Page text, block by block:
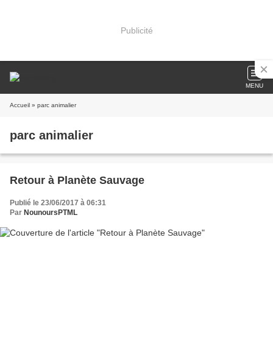
Publicité
MENU
Accueil » parc animalier
parc animalier
Retour à Planète Sauvage
Publié le 23/06/2017 à 06:31
Par NounoursPTML